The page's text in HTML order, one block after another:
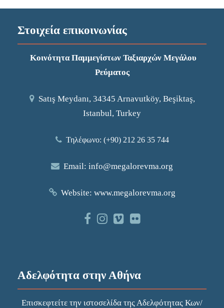
Στοιχεία επικοινωνίας
Κοινότητα Παμμεγίστων Ταξιαρχών Μεγάλου
Ρεύματος
Satış Meydanı, 34345 Arnavutköy, Beşiktaş,
Istanbul, Turkey
Τηλέφωνο: (+90) 212 26 35 744
Email: info@megalorevma.org
Website: www.megalorevma.org
Αδελφότητα στην Αθήνα
Επισκεφτείτε την ιστοσελίδα της Αδελφότητας Κων/